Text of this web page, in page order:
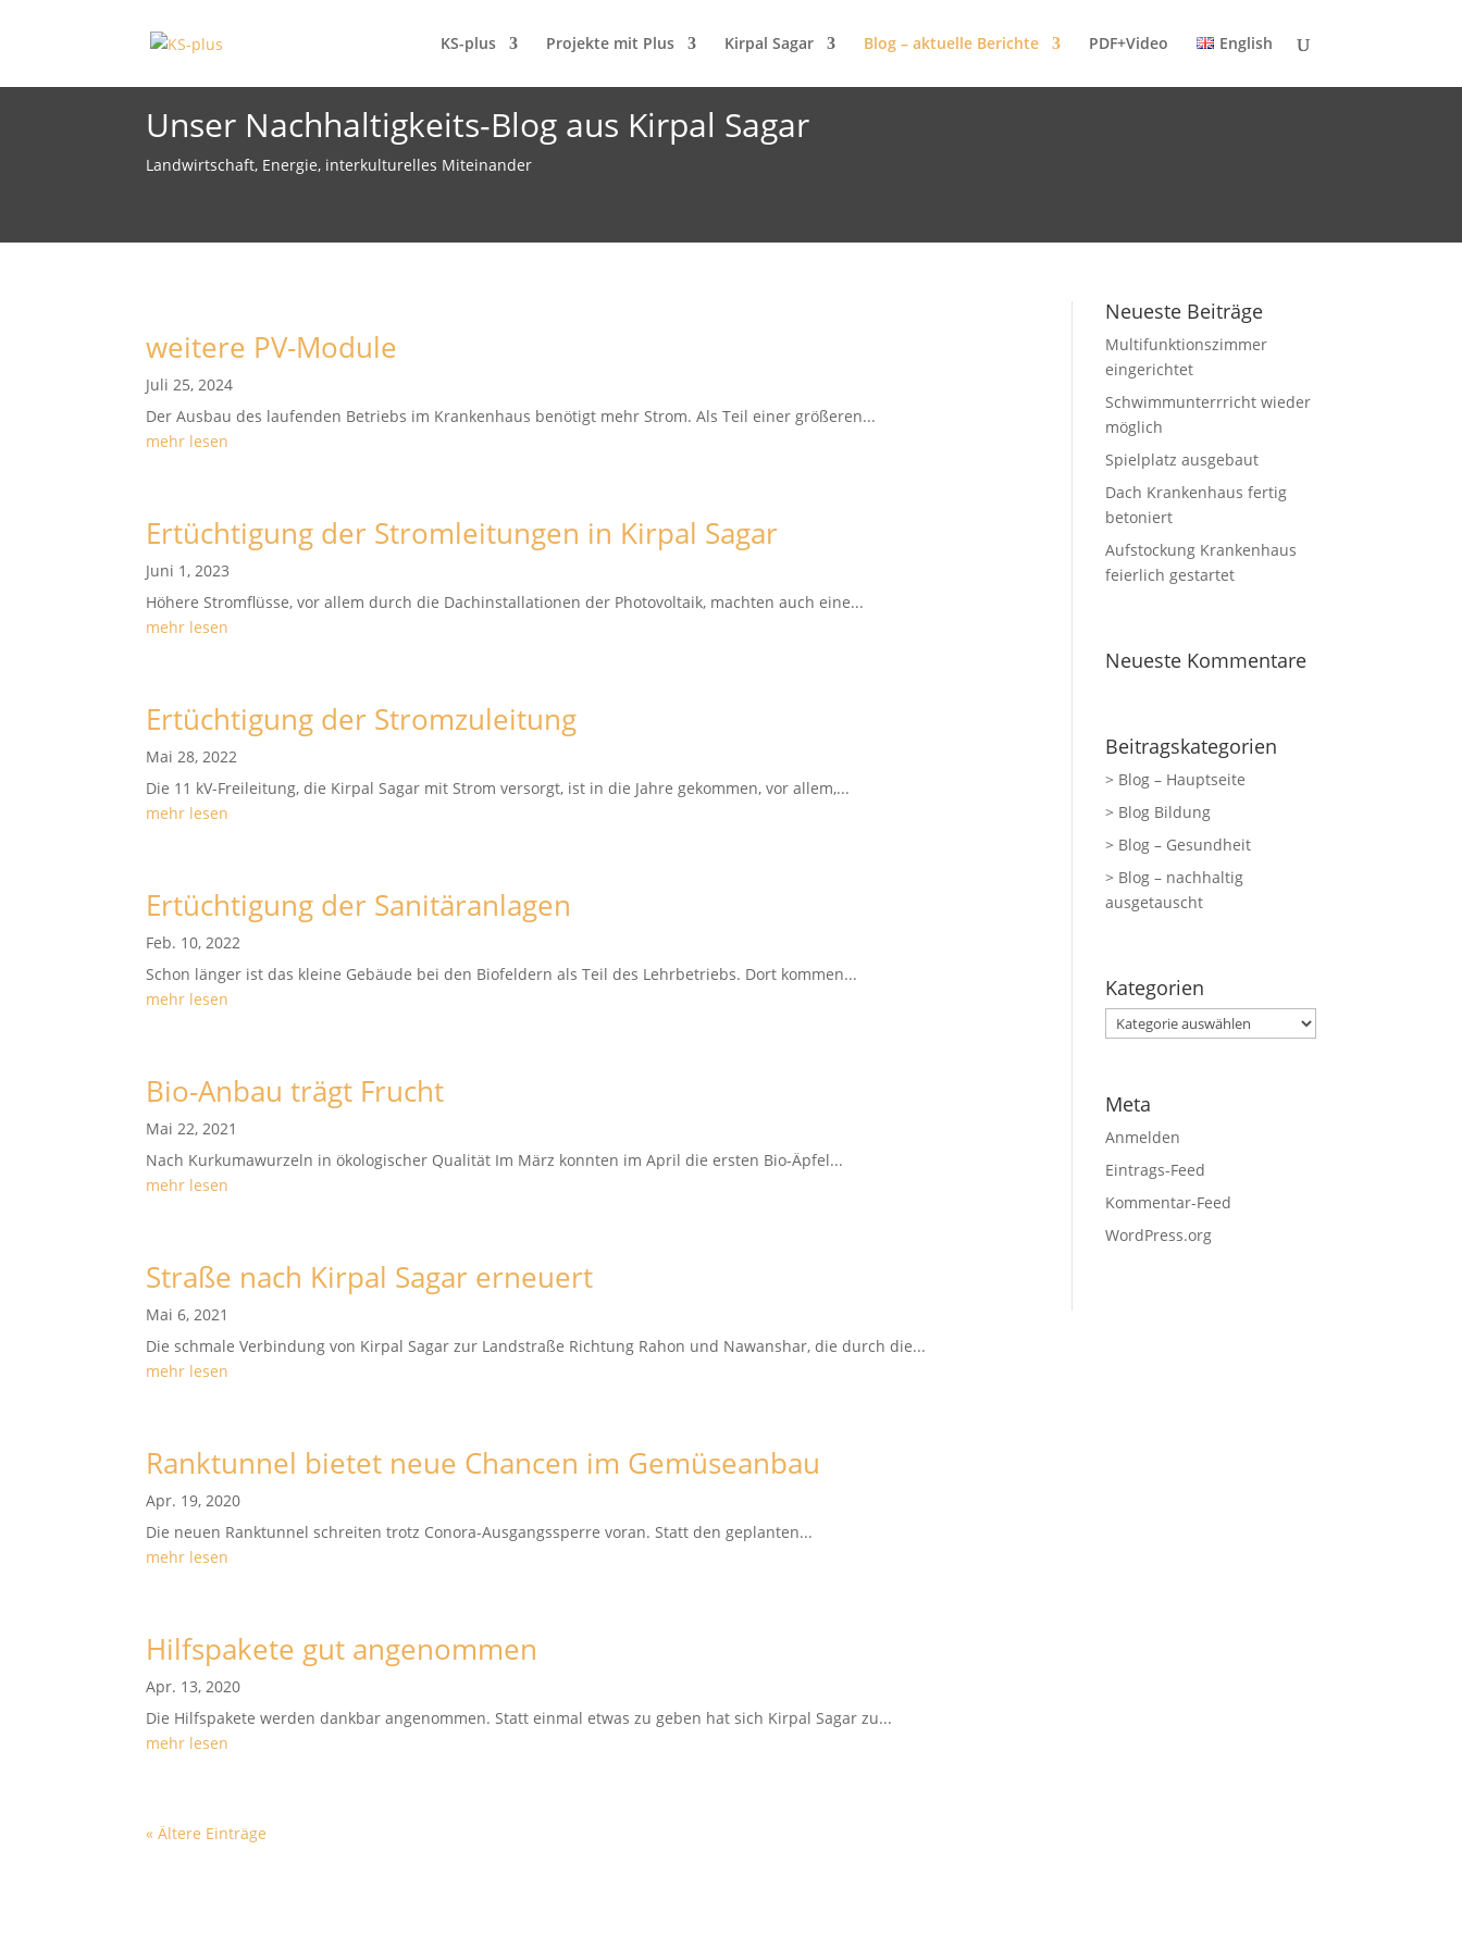
KS-plus Projekte mit Plus Kirpal Sagar Blog – aktuelle Berichte PDF+Video English
Unser Nachhaltigkeits-Blog aus Kirpal Sagar
Landwirtschaft, Energie, interkulturelles Miteinander
weitere PV-Module
Juli 25, 2024
Der Ausbau des laufenden Betriebs im Krankenhaus benötigt mehr Strom. Als Teil einer größeren...
mehr lesen
Ertüchtigung der Stromleitungen in Kirpal Sagar
Juni 1, 2023
Höhere Stromflüsse, vor allem durch die Dachinstallationen der Photovoltaik, machten auch eine...
mehr lesen
Ertüchtigung der Stromzuleitung
Mai 28, 2022
Die 11 kV-Freileitung, die Kirpal Sagar mit Strom versorgt, ist in die Jahre gekommen, vor allem,...
mehr lesen
Ertüchtigung der Sanitäranlagen
Feb. 10, 2022
Schon länger ist das kleine Gebäude bei den Biofeldern als Teil des Lehrbetriebs. Dort kommen...
mehr lesen
Bio-Anbau trägt Frucht
Mai 22, 2021
Nach Kurkumawurzeln in ökologischer Qualität Im März konnten im April die ersten Bio-Äpfel...
mehr lesen
Straße nach Kirpal Sagar erneuert
Mai 6, 2021
Die schmale Verbindung von Kirpal Sagar zur Landstraße Richtung Rahon und Nawanshar, die durch die...
mehr lesen
Ranktunnel bietet neue Chancen im Gemüseanbau
Apr. 19, 2020
Die neuen Ranktunnel schreiten trotz Conora-Ausgangssperre voran. Statt den geplanten...
mehr lesen
Hilfspakete gut angenommen
Apr. 13, 2020
Die Hilfspakete werden dankbar angenommen. Statt einmal etwas zu geben hat sich Kirpal Sagar zu...
mehr lesen
« Ältere Einträge
Neueste Beiträge
Multifunktionszimmer
eingerichtet
Schwimmunterrricht wieder
möglich
Spielplatz ausgebaut
Dach Krankenhaus fertig
betoniert
Aufstockung Krankenhaus
feierlich gestartet
Neueste Kommentare
Beitragskategorien
> Blog – Hauptseite
> Blog Bildung
> Blog – Gesundheit
> Blog – nachhaltig
ausgetauscht
Kategorien
Kategorien
Meta
Anmelden
Eintrags-Feed
Kommentar-Feed
WordPress.org